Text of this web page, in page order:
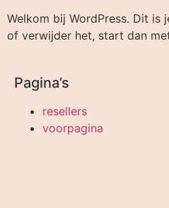
Welkom bij WordPress. Dit is
of verwijder het, start dan
Pagina’s
resellers
voorpagina